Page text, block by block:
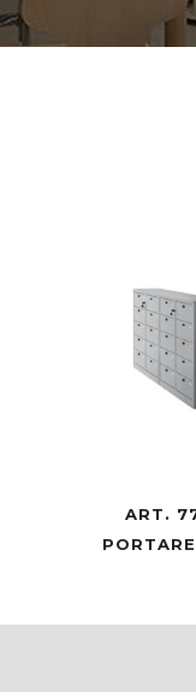
ART.